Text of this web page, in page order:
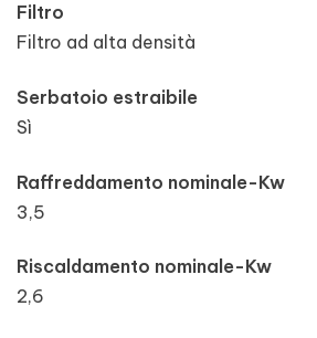
Filtro
Filtro ad alta densità
Serbatoio estraibile
Sì
Raffreddamento nominale-Kw
3,5
Riscaldamento nominale-Kw
2,6